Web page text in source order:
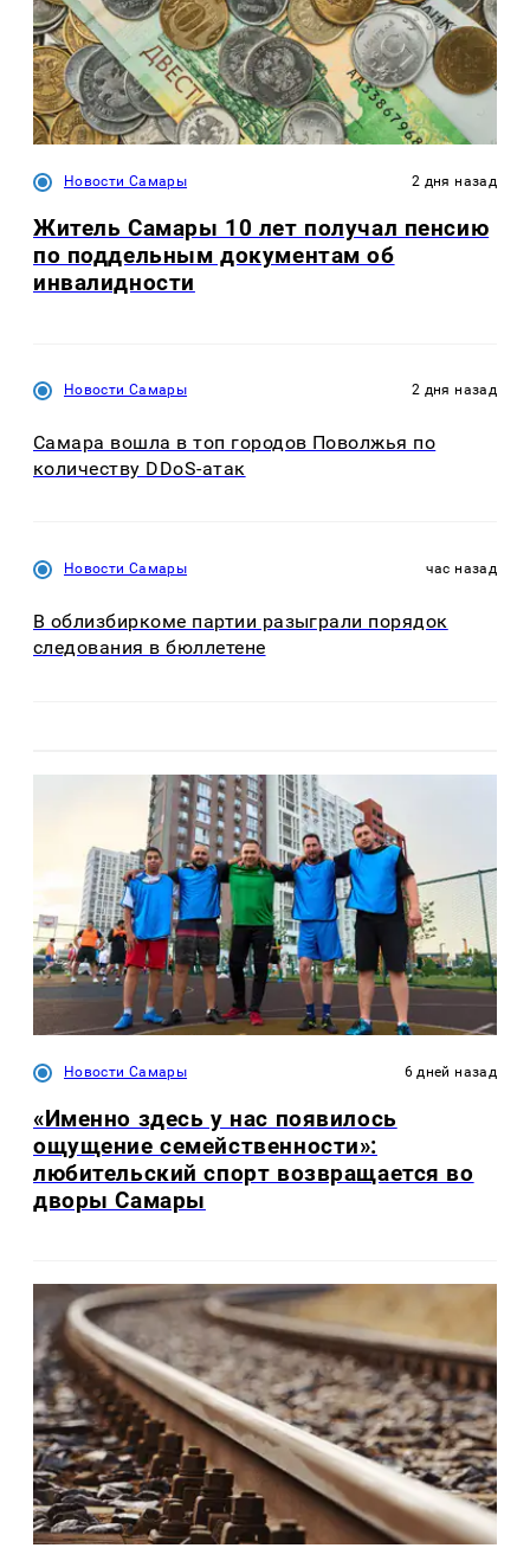
Новости Самары 2 дня назад
Житель Самары 10 лет получал пенсию
по поддельным документам об
инвалидности
Новости Самары 2 дня назад
Самара вошла в топ городов Поволжья по
количеству DDoS-атак
Новости Самары час назад
В облизбиркоме партии разыграли порядок
следования в бюллетене
Новости Самары 6 дней назад
«Именно здесь у нас появилось
ощущение семейственности»:
любительский спорт возвращается во
дворы Самары